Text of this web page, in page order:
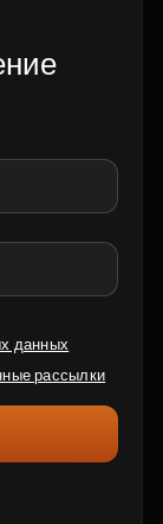
данных
рассылки